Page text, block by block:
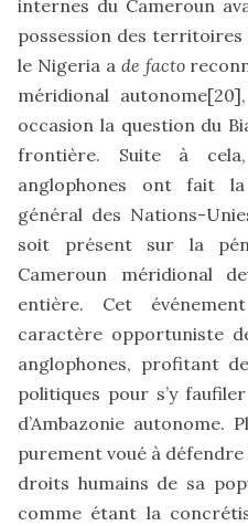
internes du Cameroun
possession des territoires
le Nigeria a de facto
méridional autonome[20]
occasion la question du
frontière. Suite à
anglophones ont fait
général des Nations-
soit présent sur la
Cameroun méridional
entière. Cet
caractère opportuniste
anglophones, profitant
politiques pour s’y
d’Ambazonie autonome.
purement voué à
droits humains de sa
comme étant la